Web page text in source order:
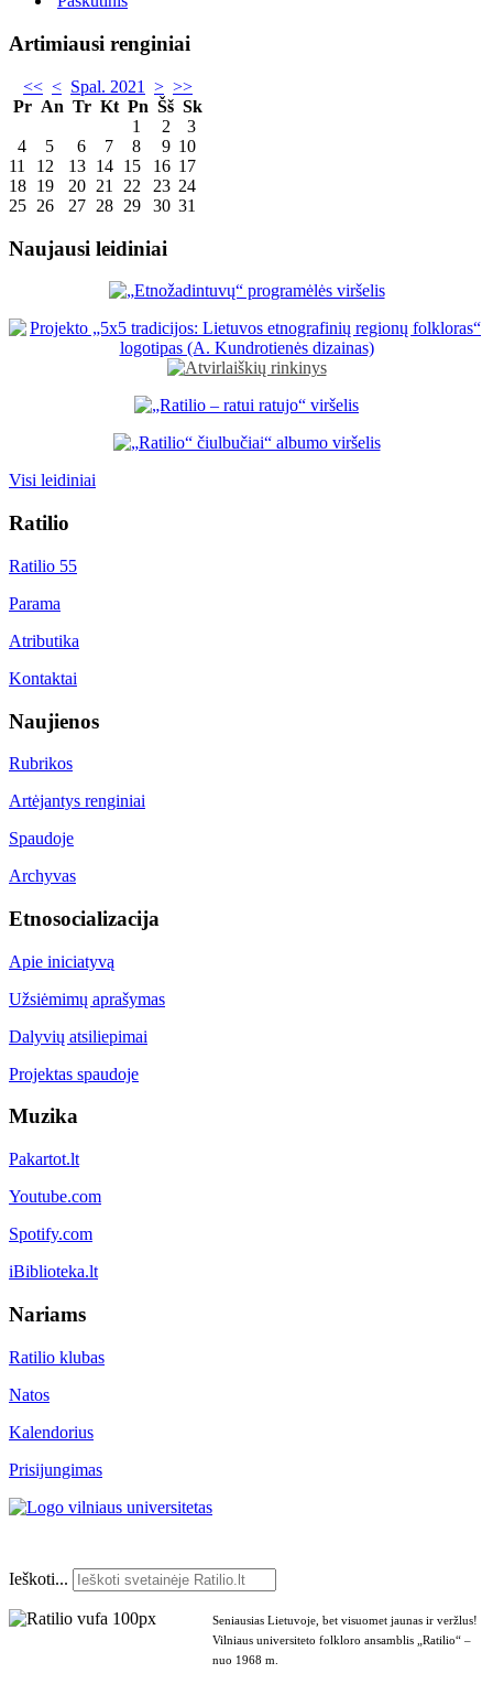
Artimiausi renginiai
<< < Spal. 2021 > >>
Pr An Tr Kt Pn Šš Sk
1
2
3
4
5 6 7 8 9 10
11
12 13 14 15 16 17
18 19 20 21 22 23 24
25 26 27 28 29 30 31
Naujausi leidiniai
Visi leidiniai
Ratilio
Ratilio 55
Parama
Atributika
Kontaktai
Naujienos
Rubrikos
Artėjantys renginiai
Spaudoje
Archyvas
Etnosocializacija
Apie iniciatyvą
Užsiėmimų aprašymas
Dalyvių atsiliepimai
Projektas spaudoje
Muzika
Pakartot.lt
Youtube.com
Spotify.com
iBiblioteka.lt
Nariams
Ratilio klubas
Natos
Kalendorius
Prisijungimas
Ieškoti...
Seniausias Lietuvoje, bet visuomet jaunas ir veržlus!
Vilniaus universiteto folkloro ansamblis „Ratilio“ –
nuo 1968 m.